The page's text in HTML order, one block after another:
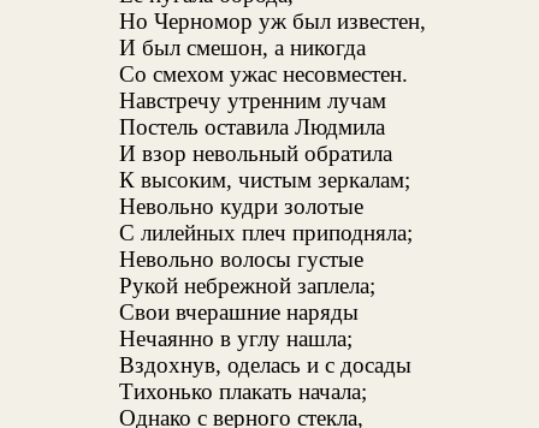
Но Черномор уж был известен,
И был смешон, а никогда
Со смехом ужас несовместен.
Навстречу утренним лучам
Постель оставила Людмила
И взор невольный обратила
К высоким, чистым зеркалам;
Невольно кудри золотые
С лилейных плеч приподняла;
Невольно волосы густые
Рукой небрежной заплела;
Свои вчерашние наряды
Нечаянно в углу нашла;
Вздохнув, оделась и с досады
Тихонько плакать начала;
Однако с верного стекла,